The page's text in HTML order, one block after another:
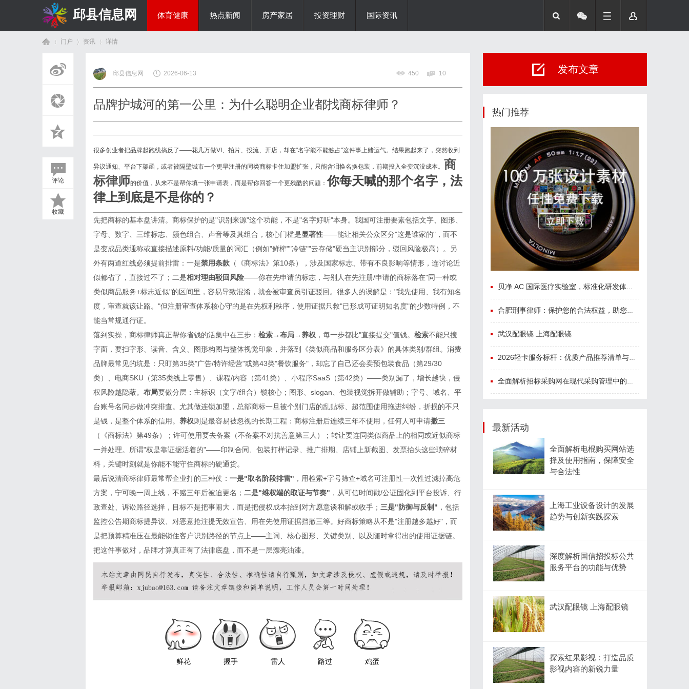
邱县信息网 体育健康 热点新闻 房产家居 投资理财 国际资讯
门户 资讯
›
详情
评论
收藏
邱县信息网 2026-06-13 450 10
品牌护城河的第一公里：为什么聪明企业都找商标律师？
很多创业者把品牌起跑线搞反了——花几万做VI、拍片、投流、开店，却在"名字能不能独占"这件事上赌运气。结果跑起来了，突然收到
异议通知、平台下架函，或者被隔壁城市一个更早注册的同类商标卡住加盟扩张，只能含泪换名换包装，前期投入全变沉没成本。 商
标律师的价值，从来不是帮你填一张申请表，而是帮你回答一个更残酷的问题：你每天喊的那个名字，法
律上到底是不是你的？
先把商标的基本盘讲清。商标保护的是"识别来源"这个功能，不是"名字好听"本身。我国可注册要素包括文字、图形、
字母、数字、三维标志、颜色组合、声音等及其组合，核心门槛是显著性——能让相关公众区分"这是谁家的"，而不
是变成品类通称或直接描述原料/功能/质量的词汇（例如"鲜榨""冷链""云存储"硬当主识别部分，驳回风险极高）。另
外有两道红线必须提前排雷：一是禁用条款 （《商标法》第10条），涉及国家标志、带有不良影响等情形，连讨论近
似都省了，直接过不了；二是相对理由驳回风险——你在先申请的标志，与别人在先注册/申请的商标落在"同一种或
类似商品服务+标志近似"的区间里，容易导致混淆，就会被审查员引证驳回。很多人的误解是："我先使用、我有知名
度，审查就该让路。"但注册审查体系核心守的是在先权利秩序，使用证据只救"已形成可证明知名度"的少数特例，不
能当常规通行证。
落到实操，商标律师真正帮你省钱的活集中在三步： 检索→布局→养权 ，每一步都比"直接提交"值钱。 检索不能只搜
字面，要扫字形、读音、含义、图形构图与整体视觉印象，并落到《类似商品和服务区分表》的具体类别/群组。消费
品牌最常见的坑是：只盯第35类"广告/特许经营"或第43类"餐饮服务"，却忘了自己还会卖预包装食品（第29/30
类）、电商SKU（第35类线上零售）、课程/内容（第41类）、小程序SaaS（第42类）——类别漏了，增长越快，侵
权风险越隐蔽。 布局要做分层：主标识（文字/组合）锁核心；图形、slogan、包装视觉拆开做辅助；字号、域名、平
台账号名同步做冲突排查。尤其做连锁加盟，总部商标一旦被个别门店的乱贴标、超范围使用拖进纠纷，折损的不只
是钱，是整个体系的信用。 养权则是最容易被忽视的长期工程：商标注册后连续三年不使用，任何人可申请撤三
（《商标法》第49条）；许可使用要去备案（不备案不对抗善意第三人）；转让要连同类似商品上的相同或近似商标
一并处理。所谓"权是靠证据活着的"——印制合同、包装打样记录、推广排期、店铺上新截图、发票抬头这些琐碎材
料，关键时刻就是你能不能守住商标的硬通货。
最后说清商标律师最常帮企业打的三种仗： 一是"取名阶段排雷" ，用检索+字号筛查+域名可注册性一次性过滤掉高危
方案，宁可晚一周上线，不赌三年后被迫更名； 二是"维权端的取证与节奏" ，从可信时间戳/公证固化到平台投诉、行
政查处、诉讼路径选择，目标不是把事闹大，而是把侵权成本抬到对方愿意谈和解或收手； 三是"防御与反制" ，包括
监控公告期商标提异议、对恶意抢注提无效宣告、用在先使用证据挡撤三等。好商标策略从不是"注册越多越好"，而
是把预算精准压在最能锁住客户识别路径的节点上——主词、核心图形、关键类别、以及随时拿得出的使用证据链。
把这件事做对，品牌才算真正有了法律底盘，而不是一层漂亮油漆。
鲜花 握手 雷人 路过 鸡蛋
发布文章
热门推荐
贝净 AC 国际医疗实验室，标准化研发体系全解析
合肥刑事律师：保护您的合法权益，助您走出法律困境
武汉配眼镜 上海配眼镜
2026轻卡服务标杆：优质产品推荐清单与选型全指南
全面解析招标采购网在现代采购管理中的重要作用与应用
最新活动
全面解析电棍购买网站选
择及使用指南，保障安全
与合法性
上海工业设备设计的发展
趋势与创新实践探索
深度解析国信招投标公共
服务平台的功能与优势
武汉配眼镜 上海配眼镜
探索红果影视：打造品质
影视内容的新锐力量